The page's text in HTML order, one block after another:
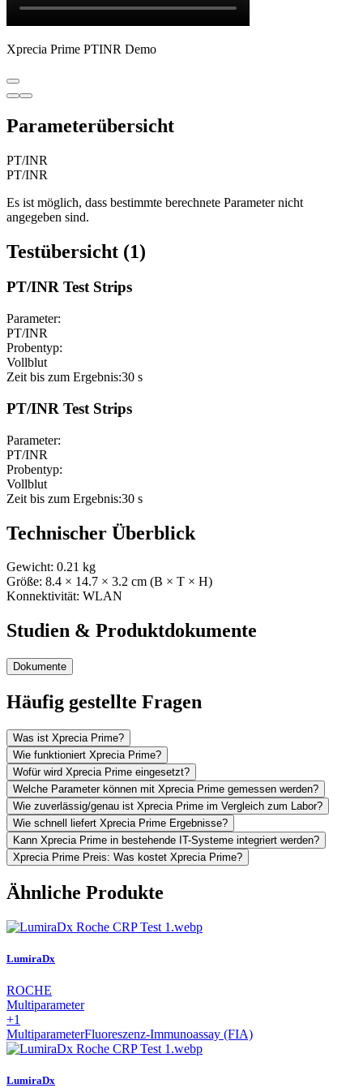
Xprecia Prime PTINR Demo
Parameterübersicht
PT/INR
PT/INR
Es ist möglich, dass bestimmte berechnete Parameter nicht
angegeben sind.
Testübersicht (1)
PT/INR Test Strips
Parameter:
PT/INR
Probentyp:
Vollblut
Zeit bis zum Ergebnis:30 s
PT/INR Test Strips
Parameter:
PT/INR
Probentyp:
Vollblut
Zeit bis zum Ergebnis:30 s
Technischer Überblick
Gewicht: 0.21 kg
Größe: 8.4 × 14.7 × 3.2 cm (B × T × H)
Konnektivität: WLAN
Studien & Produktdokumente
Dokumente
Häufig gestellte Fragen
Was ist Xprecia Prime?
Wie funktioniert Xprecia Prime?
Wofür wird Xprecia Prime eingesetzt?
Welche Parameter können mit Xprecia Prime gemessen werden?
Wie zuverlässig/genau ist Xprecia Prime im Vergleich zum Labor?
Wie schnell liefert Xprecia Prime Ergebnisse?
Kann Xprecia Prime in bestehende IT-Systeme integriert werden?
Xprecia Prime Preis: Was kostet Xprecia Prime?
Ähnliche Produkte
LumiraDx
ROCHE
Multiparameter
+1
MultiparameterFluoreszenz-Immunoassay (FIA)
LumiraDx